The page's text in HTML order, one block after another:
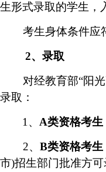
生形式录取的学生，
考生身体条件应
2、录取
对经教育部“阳
录取：
1 、 A类资格考生
2、 B类资格考生
市)招生部门批准方可